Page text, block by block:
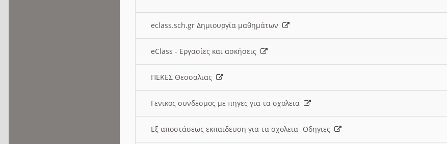
eclass.sch.gr Δημιουργία μαθημάτων
eClass - Εργασίες και ασκήσεις
ΠΕΚΕΣ Θεσσαλιας
Γενικος συνδεσμος με πηγες για τα σχολεια
Εξ αποστάσεως εκπαιδευση για τα σχολεια- Οδηγιες